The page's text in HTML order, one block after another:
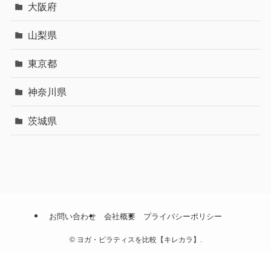
大阪府
山梨県
東京都
神奈川県
茨城県
お問い合わせ 会社概要 プライバシーポリシー
©ヨガ・ピラティスを比較【キレカラ】.